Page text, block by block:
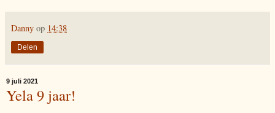
Danny op 14:38
Delen
9 juli 2021
Yela 9 jaar!